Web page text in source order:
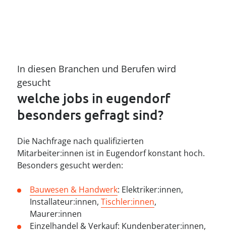
In diesen Branchen und Berufen wird
gesucht
welche jobs in eugendorf
besonders gefragt sind?
Die Nachfrage nach qualifizierten
Mitarbeiter:innen ist in Eugendorf konstant hoch.
Besonders gesucht werden:
Bauwesen & Handwerk: Elektriker:innen,
Installateur:innen,Tischler:innen,
Maurer:innen
Einzelhandel & Verkauf: Kundenberater:innen,